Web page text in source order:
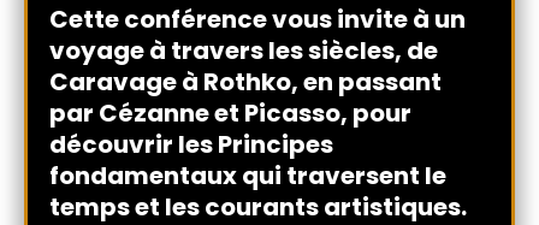
Cette conférence vous invite à un
voyage à travers les siècles, de
Caravage à Rothko, en passant
par Cézanne et Picasso, pour
découvrir les Principes
fondamentaux qui traversent le
temps et les courants artistiques.